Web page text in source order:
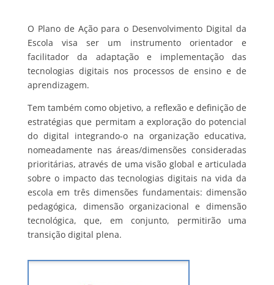
O Plano de Ação para o Desenvolvimento Digital da
Escola visa ser um instrumento orientador e
facilitador da adaptação e implementação das
tecnologias digitais nos processos de ensino e de
aprendizagem.
Tem também como objetivo, a reflexão e definição de
estratégias que permitam a exploração do potencial
do digital integrando-o na organização educativa,
nomeadamente nas áreas/dimensões consideradas
prioritárias, através de uma visão global e articulada
sobre o impacto das tecnologias digitais na vida da
escola em três dimensões fundamentais: dimensão
pedagógica, dimensão organizacional e dimensão
tecnológica, que, em conjunto, permitirão uma
transição digital plena.